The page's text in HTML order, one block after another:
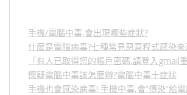
手機/電腦中毒,會出現哪些症狀?
什麼是電腦病毒?七種常見惡意程式感染來
「有人已取得您的帳戶密碼,請登入gmail
懷疑電腦中毒該怎麼辦?電腦中毒十症狀
手機也會感染病毒! 手機中毒,會”傳染”給